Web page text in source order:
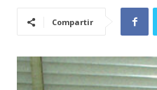
Compartir